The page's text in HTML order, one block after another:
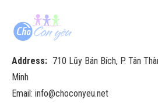
Address: 710 Lũy Bán Bích, P. Tân
Minh
Email: info@choconyeu.net